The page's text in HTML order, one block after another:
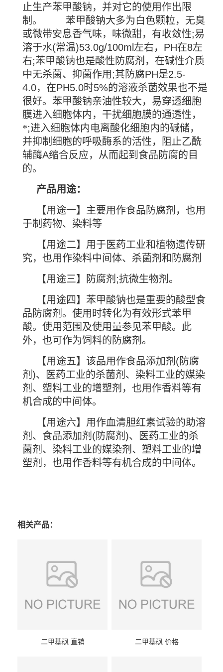
止生产苯甲酸钠，并对它的使用作出限
制。
苯甲酸钠大多为白色颗粒，无臭
或微带安息香气味，味微甜，有收敛性;易
溶于水(常温)53.0g/100ml 左右， PH在8左
右;苯甲酸钠也是酸性防腐剂，在碱性介质
中无杀菌、抑菌作用;其防腐PH是2.5-
4.0，在PH5.0时5%的溶液杀菌效果也不是
很好。苯甲酸钠亲油性较大，易穿透细胞
膜进入细胞体内，干扰细胞膜的通透性，
*;进入细胞体内电离酸化细胞内的碱储，
并抑制细胞的呼吸酶系的活性，阻止乙酰
辅酶A缩合反应，从而起到食品防腐的目
的。
产品用途：
【用途一】主要用作食品防腐剂，也用
于制药物、染料等
【用途二】用于医药工业和植物遗传研
究，也用作染料中间体、杀菌剂和防腐剂
【用途三】防腐剂 ;抗微生物剂。
【用途四】苯甲酸钠也是重要的酸型食
品防腐剂。使用时转化为有效形式苯甲
酸。使用范围及使用量参见苯甲酸。此
外，也可作为饲料的防腐剂。
【用途五】该品用作食品添加剂 (防腐
剂 )、医药工业的杀菌剂、染料工业的媒染
剂、塑料工业的增塑剂，也用作香料等有
机合成的中间体。
【用途六】用作血清胆红素试验的助溶
剂、食品添加剂 (防腐剂 )、医药工业的杀
菌剂、染料工业的媒染剂、塑料工业的增
塑剂，也用作香料等有机合成的中间体。
相关产品：
二甲基砜 直销 二甲基砜 价格